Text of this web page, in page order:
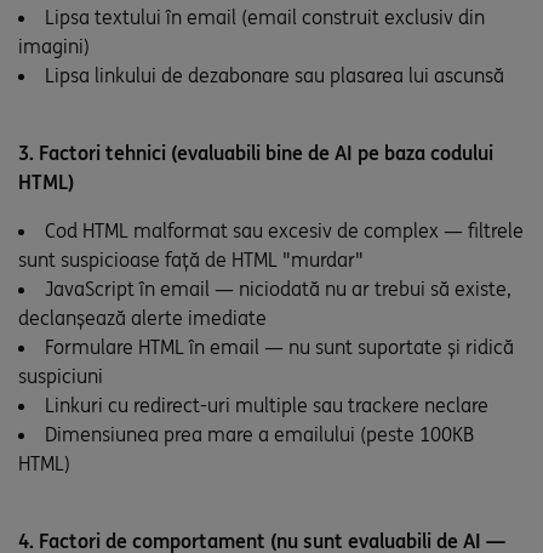
Lipsa textului în email (email construit exclusiv din
imagini)
Lipsa linkului de dezabonare sau plasarea lui ascunsă
3. Factori tehnici (evaluabili bine de AI pe baza codului
HTML)
Cod HTML malformat sau excesiv de complex — filtrele
sunt suspicioase față de HTML "murdar"
JavaScript în email — niciodată nu ar trebui să existe,
declanșează alerte imediate
Formulare HTML în email — nu sunt suportate și ridică
suspiciuni
Linkuri cu redirect-uri multiple sau trackere neclare
Dimensiunea prea mare a emailului (peste 100KB
HTML)
4. Factori de comportament (nu sunt evaluabili de AI —